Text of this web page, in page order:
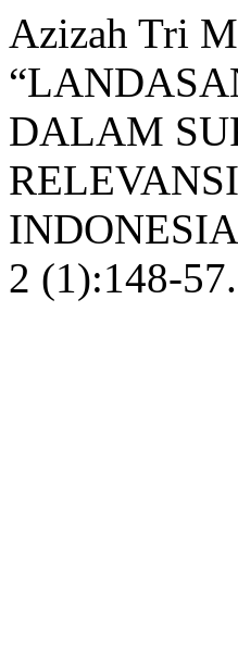
Azizah Tri
DALAM
2 (1):148-